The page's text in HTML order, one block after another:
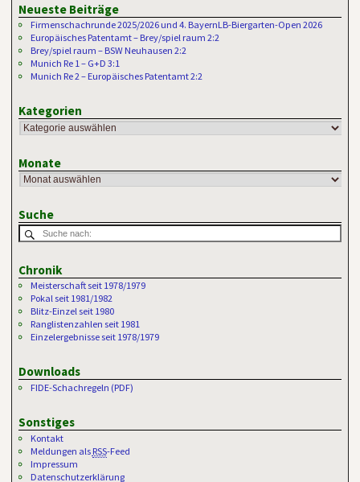
Neueste Beiträge
Firmenschachrunde 2025/2026 und 4. BayernLB-Biergarten-Open 2026
Europäisches Patentamt – Brey/spiel raum 2:2
Brey/spiel raum – BSW Neuhausen 2:2
Munich Re 1 – G+D 3:1
Munich Re 2 – Europäisches Patentamt 2:2
Kategorien
Monate
Suche
Chronik
Meisterschaft seit 1978/1979
Pokal seit 1981/1982
Blitz-Einzel seit 1980
Ranglistenzahlen seit 1981
Einzelergebnisse seit 1978/1979
Downloads
FIDE-Schachregeln (PDF)
Sonstiges
Kontakt
Meldungen als RSS-Feed
Impressum
Datenschutzerklärung